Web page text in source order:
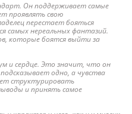
Он поддерживает самые
проявлять свою
перестает бояться
самых нереальных фантазий.
которые боятся выйти за
и сердце. Это значит, что он
одно, а чувства
структурировать
и принять самое